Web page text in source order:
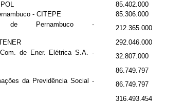
85.402.000
- CITEPE
85.306.000
de Pernambuco -
212.365.000
292.046.000
de Ener. Elétrica S.A. -
32.807.000
86.749.797
da Previdência Social -
86.749.797
316.493.454